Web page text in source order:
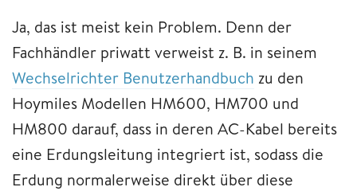
Ja, das ist meist kein Problem. Denn der
Fachhändler priwatt verweist z. B. in seinem
Wechselrichter Benutzerhandbuch zu den
Hoymiles Modellen HM600, HM700 und
HM800 darauf, dass in deren AC-Kabel bereits
eine Erdungsleitung integriert ist, sodass die
Erdung normalerweise direkt über diese